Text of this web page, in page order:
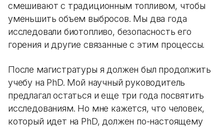
смешивают с традиционным топливом, чтобы
уменьшить объем выбросов. Мы два года
исследовали биотопливо, безопасность его
горения и другие связанные с этим процессы.
После магистратуры я должен был продолжить
учебу на PhD. Мой научный руководитель
предлагал остаться и еще три года посвятить
исследованиям. Но мне кажется, что человек,
который идет на PhD, должен по-настоящему